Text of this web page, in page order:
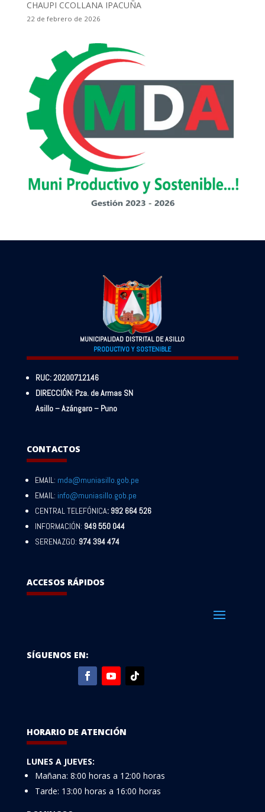
CHAUPI CCOLLANA IPACUÑA
22 de febrero de 2026
MUNICIPALIDAD DISTRITAL DE ASILLO
PRODUCTIVO Y SOSTENIBLE
RUC: 20200712146
DIRECCIÓN: Pza. de Armas SN
Asillo – Azángaro – Puno
CONTACTOS
EMAIL: mda@muniasillo.gob.pe
EMAIL: info@muniasillo.gob.pe
CENTRAL TELEFÓNICA: 992 664 526
INFORMACIÓN: 949 550 044
SERENAZGO: 974 394 474
ACCESOS RÁPIDOS
SÍGUENOS EN:
HORARIO DE ATENCIÓN
LUNES A JUEVES:
Mañana: 8:00 horas a 12:00 horas
Tarde: 13:00 horas a 16:00 horas